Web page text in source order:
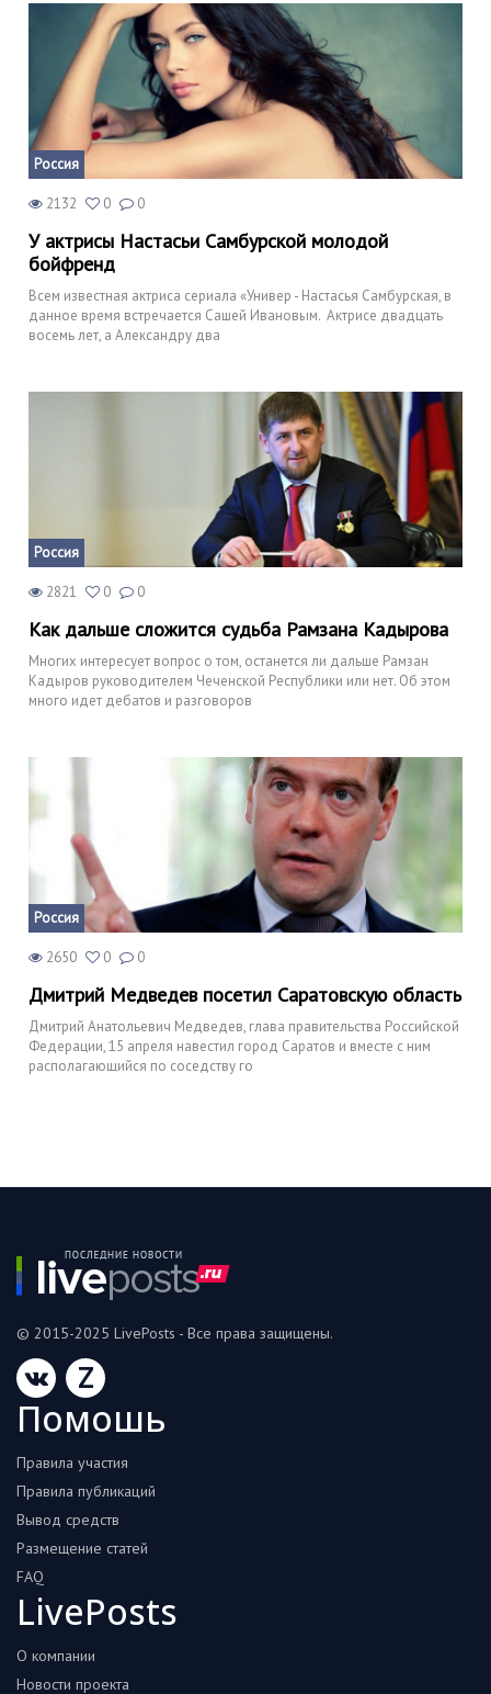
Россия
2132 0 0
У актрисы Настасьи Самбурской молодой
бойфренд
Всем известная актриса сериала «Универ - Настасья Самбурская, в
данное время встречается Сашей Ивановым. Актрисе двадцать
восемь лет, а Александру два
Россия
2821 0 0
Как дальше сложится судьба Рамзана Кадырова
Многих интересует вопрос о том, останется ли дальше Рамзан
Кадыров руководителем Чеченской Республики или нет. Об этом
много идет дебатов и разговоров
Россия
2650 0 0
Дмитрий Медведев посетил Саратовскую область
Дмитрий Анатольевич Медведев, глава правительства Российской
Федерации, 15 апреля навестил город Саратов и вместе с ним
располагающийся по соседству го
© 2015-2025 LivePosts - Все права защищены.
Z
Помошь
Правила участия
Правила публикаций
Вывод средств
Размещение статей
FAQ
LivePosts
О компании
Новости проекта